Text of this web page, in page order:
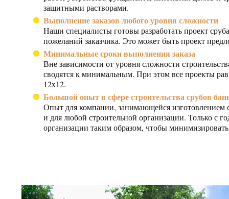
защитными растворами.
Выполнение заказов любого уровня сложности
Наши специалисты готовы разработать проект
пожеланий заказчика. Это может быть проект
Минимальные сроки выполнения заказа
Вне зависимости от уровня сложности
сводятся к минимальным. При этом все проекты
12x12.
Большой опыт в сфере строительства срубов
Опыт для компании, занимающейся изготовлением
и для любой строительной организации. Только с
организации таким образом, чтобы